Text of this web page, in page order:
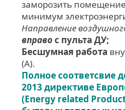
заморозить
минимум
Направление
вправос пульта ДУ;
Бесшумная работа
(А).
Полное соответсвие
2013 директиве
(Energy related